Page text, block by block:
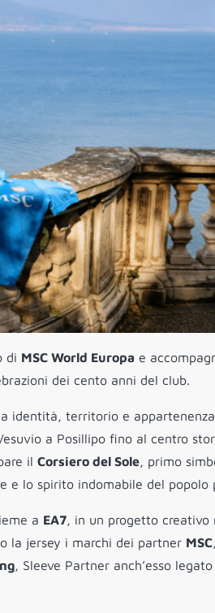
di MSC World Europa e
dei cento anni del club.
identità, territorio e
a Posillipo fino al centro
il Corsiero del Sole, primo
e lo spirito indomabile del popolo
a EA7, in un progetto creativo
la jersey i marchi dei partner MSC
, Sleeve Partner anch’esso